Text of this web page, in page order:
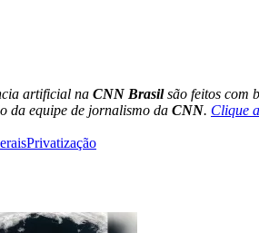
artificial na CNN Brasilsão feitos com
da equipe de jornalismo da CNN. Clique
Privatização